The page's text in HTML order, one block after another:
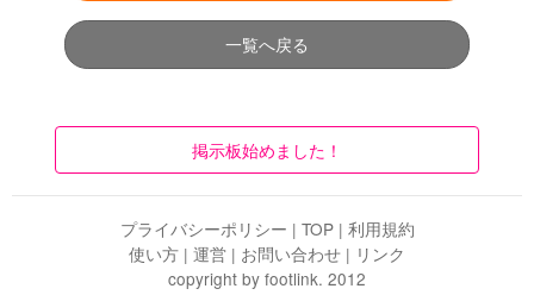
一覧へ戻る
掲示板始めました！
プライバシーポリシー | TOP| 利用規約
使い方 | 運営 | お問い合わせ | リンク
copyright by footlink. 2012